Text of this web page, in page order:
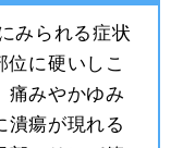
みられる症状
位に硬いしこ
痛みやかゆみ
潰瘍が現れる